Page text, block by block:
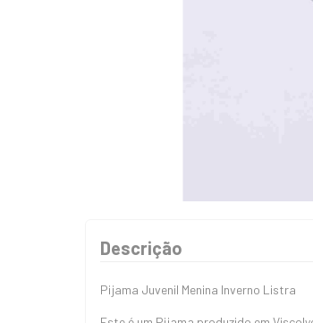
Descrição
Pijama Juvenil Menina Inverno Listra